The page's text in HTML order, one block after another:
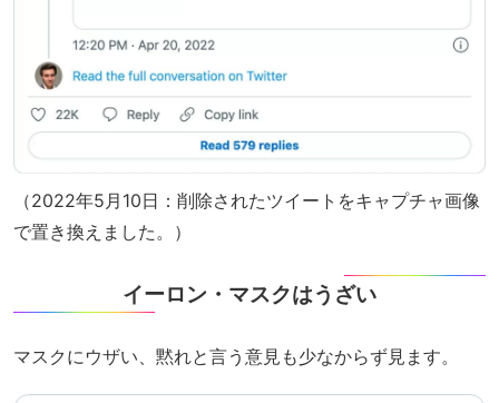
（2022年5月10日：削除されたツイートをキャプチャ画像
で置き換えました。）
イーロン・マスクはうざい
マスクにウザい、黙れと言う意見も少なからず見ます。